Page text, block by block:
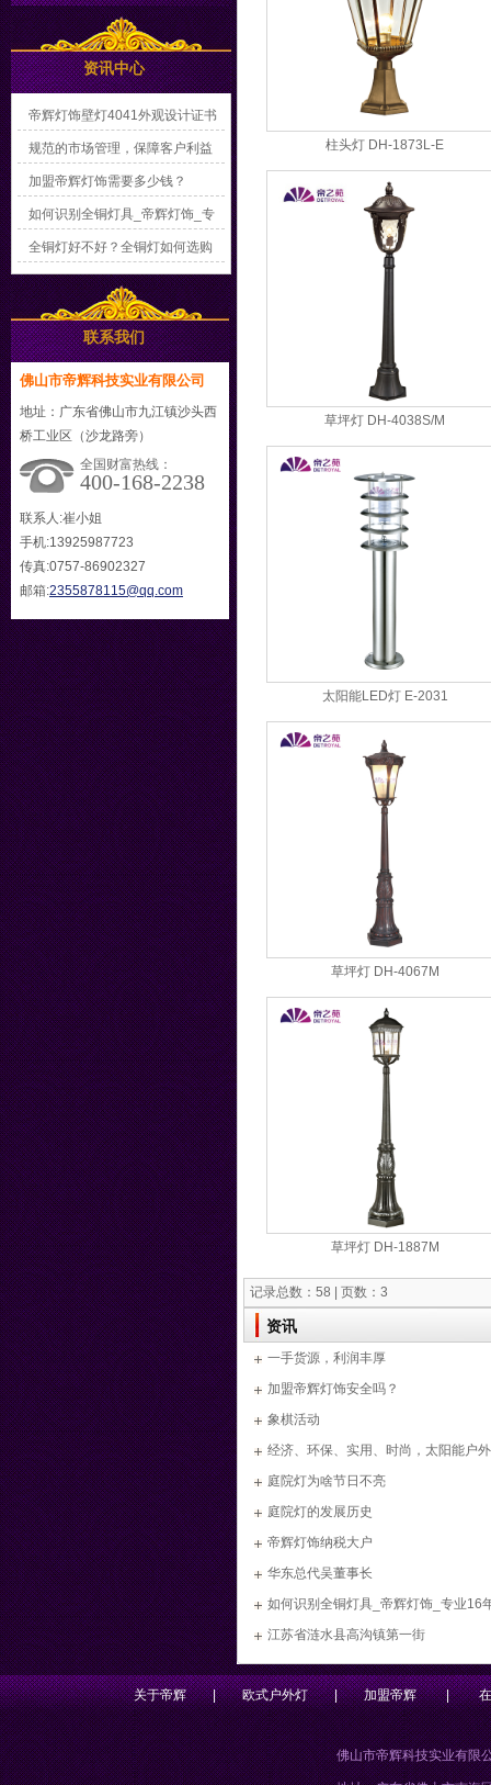
资讯中心
帝辉灯饰壁灯4041外观设计证书
规范的市场管理，保障客户利益
加盟帝辉灯饰需要多少钱？
如何识别全铜灯具_帝辉灯饰_专
业16年户外灯厂家
全铜灯好不好？全铜灯如何选购
联系我们
佛山市帝辉科技实业有限公司
地址：广东省佛山市九江镇沙头西
桥工业区（沙龙路旁）
全国财富热线：
400-168-2238
联系人:崔小姐
手机:13925987723
传真:0757-86902327
邮箱:2355878115@qq.com
柱头灯 DH-1873L-E
草坪灯 DH-4038S/M
太阳能LED灯 E-2031
草坪灯 DH-4067M
草坪灯 DH-1887M
记录总数：58 | 页数：3
资讯
一手货源，利润丰厚
加盟帝辉灯饰安全吗？
象棋活动
经济、环保、实用、时尚，太阳能户
黑夜庭院灯为啥节日不亮
庭院灯的发展历史
帝辉灯饰纳税大户
华东总代吴董事长
如何识别全铜灯具_帝辉灯饰_专业16
家 江苏省涟水县高沟镇第一街
关于帝辉 | 欧式户外灯 | 加盟帝辉 |
佛山市帝辉科技实业有限